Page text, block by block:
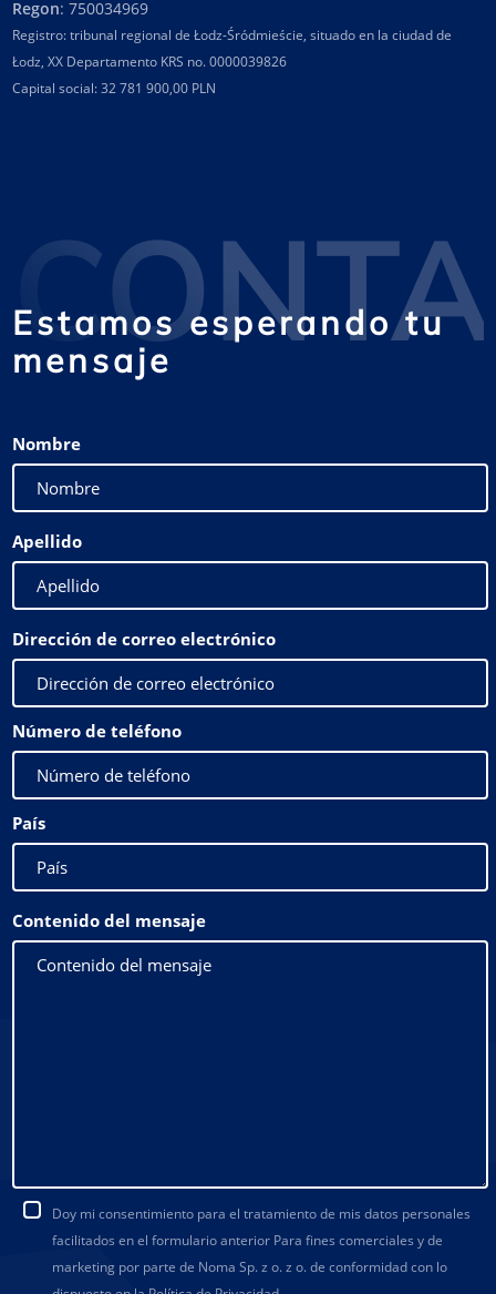
Regon: 750034969
Registro: tribunal regional de Łodz-Śródmieście, situado en la ciudad de
Łodz, XX Departamento KRS no. 0000039826
Capital social: 32 781 900,00 PLN
Estamos esperando tu
mensaje
Nombre
Apellido
Dirección de correo electrónico
Número de teléfono
País
Contenido del mensaje
Doy mi consentimiento para el tratamiento de mis datos personales
facilitados en el formulario anterior Para fines comerciales y de
marketing por parte de Noma Sp. z o. z o. de conformidad con lo